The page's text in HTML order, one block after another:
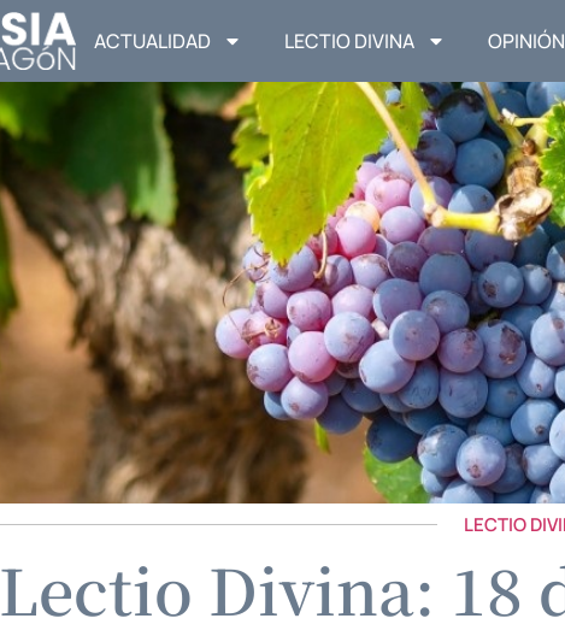
ACTUALIDAD LECTIO DIVINA OPINIÓN
LECTIO
Lectio Divina: 18